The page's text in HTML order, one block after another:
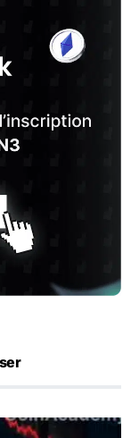
minimaliste